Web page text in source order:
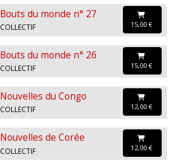
Bouts du monde n° 27
COLLECTIF 15,00 €
Bouts du monde n° 26
COLLECTIF 15,00 €
Nouvelles du Congo
COLLECTIF 12,00 €
Nouvelles de Corée
COLLECTIF 12,00 €